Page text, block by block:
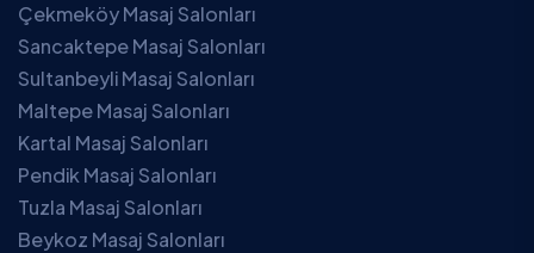
Çekmeköy Masaj Salonları
Sancaktepe Masaj Salonları
Sultanbeyli Masaj Salonları
Maltepe Masaj Salonları
Kartal Masaj Salonları
Pendik Masaj Salonları
Tuzla Masaj Salonları
Beykoz Masaj Salonları